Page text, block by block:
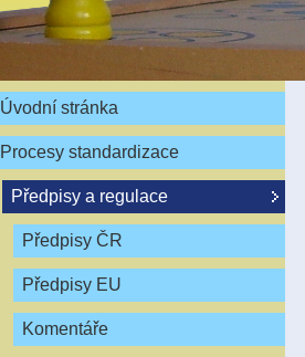
Úvodní stránka
Procesy standardizace
Předpisy a regulace
Předpisy ČR
Předpisy EU
Komentáře